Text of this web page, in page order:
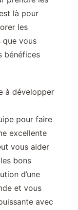
là pour
les
que vous
bénéfices
à développer
pour faire
excellente
vous aider
bons
d’une
et vous
avec